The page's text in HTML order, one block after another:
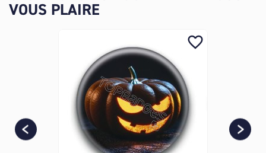
VOUS PLAIRE
favorite_border